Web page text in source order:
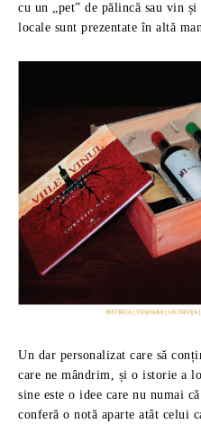
cu un „pet” de pălincă sau vin
locale sunt prezentate în altă
Un dar personalizat care să
care ne mândrim, și o istorie a
sine este o idee care nu numai
conferă o notă aparte atât celui